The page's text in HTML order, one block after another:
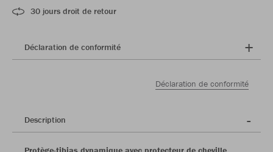
30 jours droit de retour
Déclaration de conformité
Déclaration de conformité
Description